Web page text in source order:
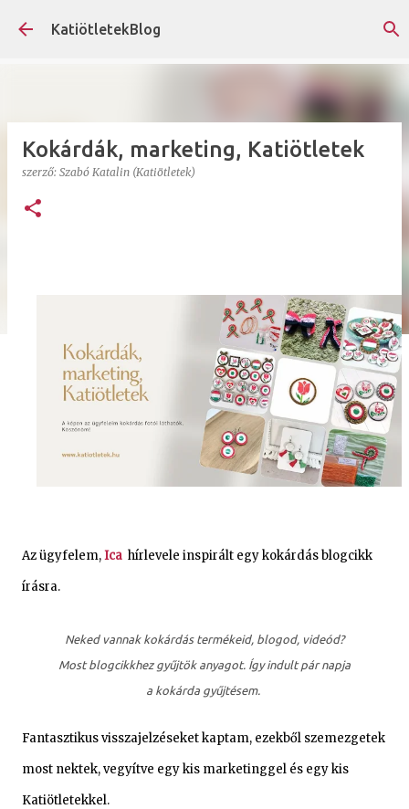
Ugrás a fő tartalomra
KatiötletekBlog
Kokárdák, marketing, Katiötletek
szerző: Szabó Katalin (Katiötletek)
Az ügyfelem,Ica hírlevele inspirált egy kokárdás blogcikk
írásra.
Neked vannak kokárdás termékeid, blogod, videód?
Most blogcikkhez gyűjtök anyagot. Így indult pár napja
a kokárda gyűjtésem.
Fantasztikus visszajelzéseket kaptam, ezekből szemezgetek
most nektek, vegyítve egy kis marketinggel és egy kis
Katiötletekkel.